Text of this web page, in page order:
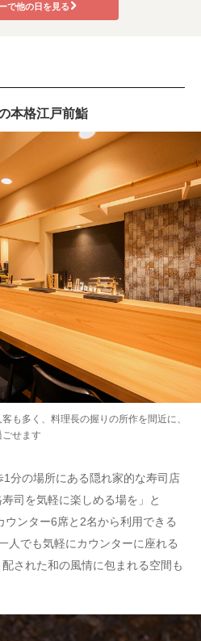
で他の日を見る
本格江戸前鮨
も多く、料理長の握りの所作を間近に、
せます
分の場所にある隠れ家的な寿司店
司を気軽に楽しめる場を」と
ンター6席と2名から利用できる
人でも気軽にカウンターに座れる
された和の風情に包まれる空間も